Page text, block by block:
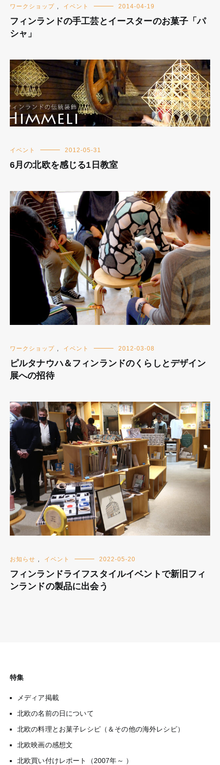
ワークショップ イベント 2014-04-19
フィンランドの手工芸とイースターのお菓子「パ
シャ」
イベント 2012-05-31
6月の北欧を感じる1日教室
ワークショップ イベント 2012-03-08
ピルタナウハ＆フィンランドのくらしとデザイン
展への招待
お知らせ イベント 2022-05-20
フィンランドライフスタイルイベントで新旧フィ
ンランドの製品に出会う
特集
メディア掲載
北欧の名前の日について
北欧の料理とお菓子レシピ（＆その他の海外レシピ）
北欧映画の感想文
北欧買い付けレポート（2007年～ ）